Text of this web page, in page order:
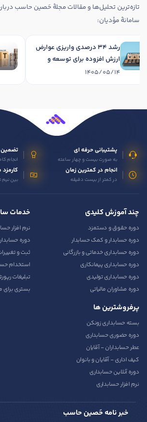
تازه‌ترین تحلیل‌ها و مقالات مجلهٔ حَصین حاسب
سامانهٔ مؤدیان:
رشد 34 درصدی واریزی عوارض
ارزش افزوده برای توسعه و
آبادانی استان در چهارماهه
1405/05/14
پشتیبانی حرفه ای
به صورت بیست و چهار ساعته
تضمین
انجام
انجام در کمترین زمان
در کمتر از بیست دقیقه بین نیم
چند آموزش کلیدی
دوره حقوق و دستمزد
دوره حسابدار و کمک حسابدار
دوره حسابداری خدماتی و بازرگانی
دوره حسابداری پیمانکاری
دوره حسابداری تولیدی
دوره مشاوران مالیاتی
خدمات
نرم افزار
دوره
ثبت و
استخدام
تبلیغات
بستری برای
پرفروشترین ها
بسته حسابداری زونکن
دوره حضوری حسابداری
عطر حسابداران - آقایان
کیف اداری - آقایان و بانوان
دوره آنلاین حسابداری
نرم افزار حسابداری
خبر نامه حَصین حاسب